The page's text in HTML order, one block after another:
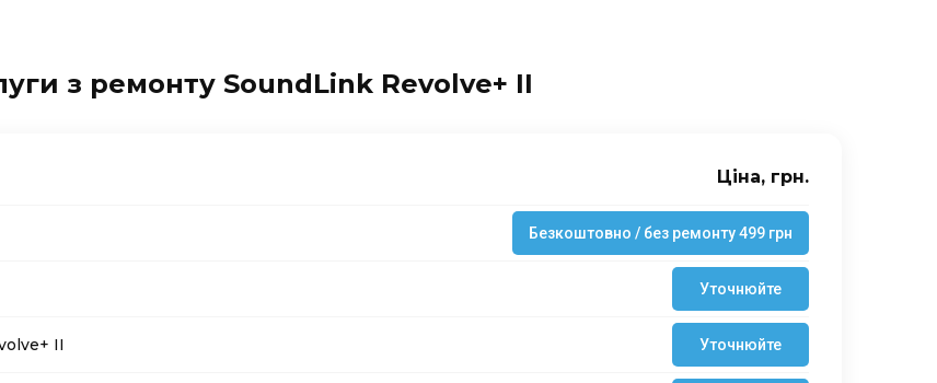
з ремонту SoundLink Revolve+ II
Ціна, грн.
Безкоштовно / без ремонту 499 грн
Уточнюйте
II Уточнюйте